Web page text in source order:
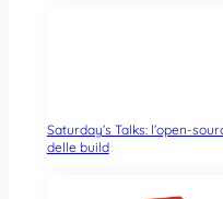
Saturday’s Talks: l’open-
delle build